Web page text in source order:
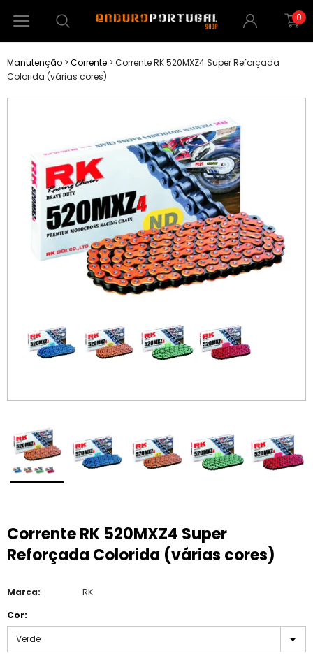
0
Manutenção > Corrente > Corrente RK 520MXZ4 Super Reforçada
Colorida (várias cores)
Corrente RK 520MXZ4 Super
Reforçada Colorida (várias cores)
Marca:
RK
Cor:
Verde